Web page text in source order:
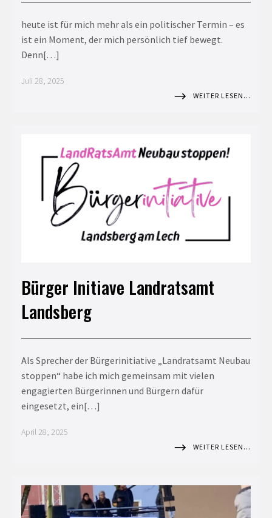
heute ist für mich mehr als ein politischer Termin – es
ist ein Moment, der mich persönlich tief bewegt.
Denn[…]
Juli 28, 2025
WEITER LESEN…
Bürger Initiave Landratsamt
Landsberg
Als Sprecher der Bürgerinitiative „Landratsamt Neubau
stoppen“ habe ich mich gemeinsam mit vielen
engagierten Bürgerinnen und Bürgern dafür
eingesetzt, ein[…]
April 28, 2025
WEITER LESEN…